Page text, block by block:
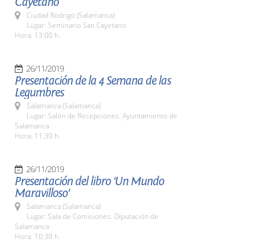
Ciudad Rodrigo (Salamanca)
Lugar: Seminario San Cayetano
Hora: 13:00 h.
26/11/2019
Presentación de la 4 Semana de las
Legumbres
Salamanca (Salamanca)
Lugar: Salón de Recepciones. Ayuntamiento de
Salamanca
Hora: 11:30 h.
26/11/2019
Presentación del libro 'Un Mundo
Maravilloso'
Salamanca (Salamanca)
Lugar: Sala de Comisiones. Diputación de
Salamanca
Hora: 10:30 h.